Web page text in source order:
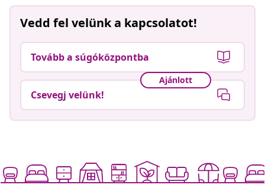
Vedd fel velünk a kapcsolatot!
Tovább a súgóközpontba
Ajánlott
Csevegj velünk!